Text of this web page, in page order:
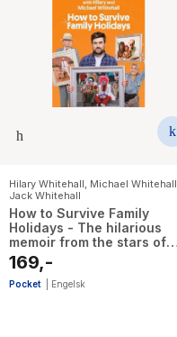
Hilary Whitehall, Michael Whitehall
Jack Whitehall
How to Survive Family
Holidays - The hilarious
memoir from the stars of
Travels with my Father
169,-
Pocket Engelsk